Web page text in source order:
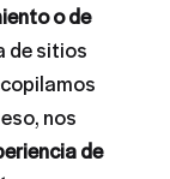
o de
de sitios
nos
de